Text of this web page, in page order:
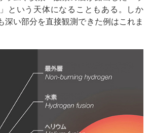
という天体になることもある。しか
深い部分を直接観測できた例はこれま